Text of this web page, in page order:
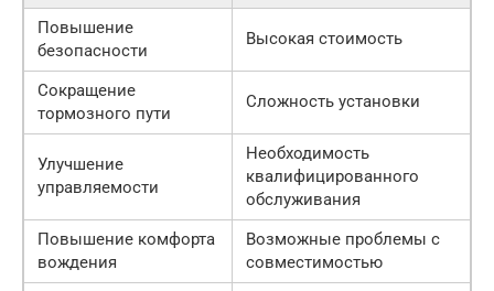
Повышение
безопасности
Высокая стоимость
Сокращение
тормозного пути
Сложность установки
Улучшение
управляемости
Необходимость
квалифицированного
обслуживания
Повышение комфорта
вождения
Возможные проблемы с
совместимостью